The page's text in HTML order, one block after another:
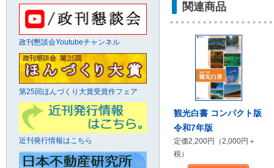
関連商品
観光白書 コンパクト版
令和7年版
定価2,200円（2,000円＋
税）
政刊懇談会Youtubeチャンネル
第25回ほんづくり大賞受賞作フェア
近刊発行情報はこちら